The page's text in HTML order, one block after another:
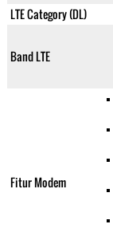
LTE Category (DL)
Band LTE
Fitur Modem